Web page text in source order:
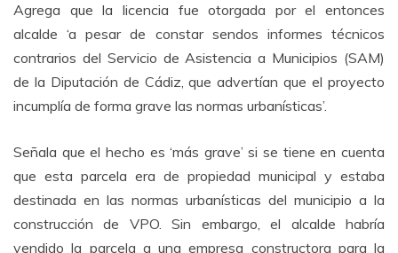
Agrega que la licencia fue otorgada por el entonces
alcalde ‘a pesar de constar sendos informes técnicos
contrarios del Servicio de Asistencia a Municipios (SAM)
de la Diputación de Cádiz, que advertían que el proyecto
incumplía de forma grave las normas urbanísticas’.
Señala que el hecho es ‘más grave’ si se tiene en cuenta
que esta parcela era de propiedad municipal y estaba
destinada en las normas urbanísticas del municipio a la
construcción de VPO. Sin embargo, el alcalde habría
vendido la parcela a una empresa constructora para la